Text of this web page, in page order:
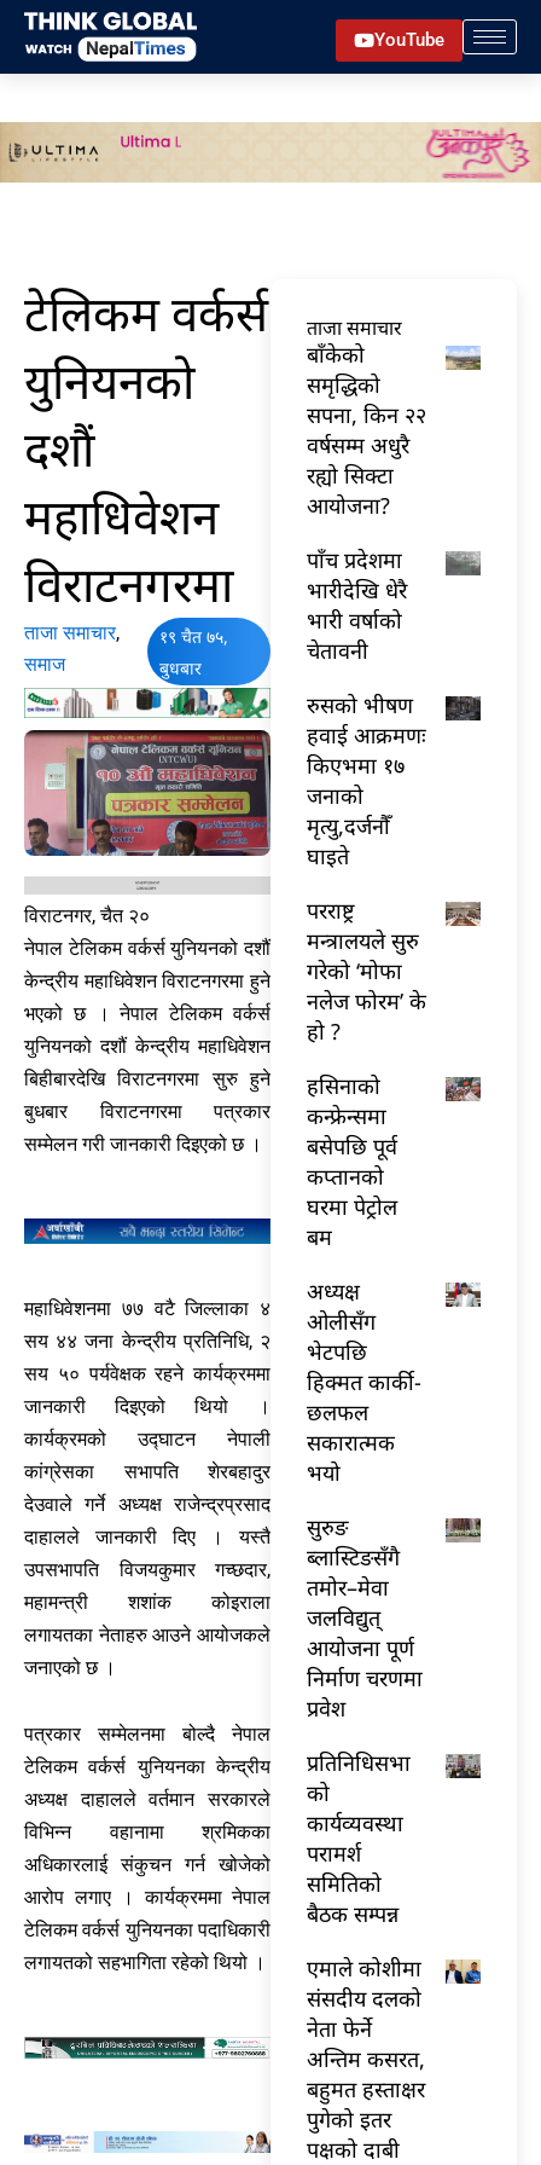
Skip
content
YouTube
टेलिकम वर्कर्स
युनियनको
दशौं
महाधिवेशन
विराटनगरमा
ताजा समाचार,
समाज
१९ चैत ७५,
बुधबार
विराटनगर, चैत २०
नेपाल टेलिकम वर्कर्स युनियनको दशौं
केन्द्रीय महाधिवेशन विराटनगरमा हुने
भएको छ । नेपाल टेलिकम वर्कर्स
युनियनको दशौं केन्द्रीय महाधिवेशन
बिहीबारदेखि विराटनगरमा सुरु हुने
बुधबार विराटनगरमा पत्रकार
सम्मेलन गरी जानकारी दिइएको छ ।
महाधिवेशनमा ७७ वटै जिल्लाका ४
सय ४४ जना केन्द्रीय प्रतिनिधि, २
सय ५० पर्यवेक्षक रहने कार्यक्रममा
जानकारी दिइएको थियो ।
कार्यक्रमको उद्घाटन नेपाली
कांग्रेसका सभापति शेरबहादुर
देउवाले गर्ने अध्यक्ष राजेन्द्रप्रसाद
दाहालले जानकारी दिए । यस्तै
उपसभापति विजयकुमार गच्छदार,
महामन्त्री शशांक कोइराला
लगायतका नेताहरु आउने आयोजकले
जनाएको छ ।
पत्रकार सम्मेलनमा बोल्दै नेपाल
टेलिकम वर्कर्स युनियनका केन्द्रीय
अध्यक्ष दाहालले वर्तमान सरकारले
विभिन्न वहानामा श्रमिकका
अधिकारलाई संकुचन गर्न खोजेको
आरोप लगाए । कार्यक्रममा नेपाल
टेलिकम वर्कर्स युनियनका पदाधिकारी
लगायतको सहभागिता रहेको थियो ।
ताजा समाचार
बाँकेको
समृद्धिको
सपना, किन २२
वर्षसम्म अधुरै
रह्यो सिक्टा
आयोजना?
पाँच प्रदेशमा
भारीदेखि धेरै
भारी वर्षाको
चेतावनी
रुसको भीषण
हवाई आक्रमणः
किएभमा १७
जनाको
मृत्यु,दर्जनौँ
घाइते
परराष्ट्र
मन्त्रालयले सुरु
गरेको ‘मोफा
नलेज फोरम’ के
हो ?
हसिनाको
कन्फ्रेन्समा
बसेपछि पूर्व
कप्तानको
घरमा पेट्रोल
बम
अध्यक्ष
ओलीसँग
भेटपछि
हिक्मत कार्की-
छलफल
सकारात्मक
भयो
सुरुङ
ब्लास्टिङसँगै
तमोर–मेवा
जलविद्युत्
आयोजना पूर्ण
निर्माण चरणमा
प्रवेश
प्रतिनिधिसभा
को
कार्यव्यवस्था
परामर्श
समितिको
बैठक सम्पन्न
एमाले कोशीमा
संसदीय दलको
नेता फेर्ने
अन्तिम कसरत,
बहुमत हस्ताक्षर
पुगेको इतर
पक्षको दाबी